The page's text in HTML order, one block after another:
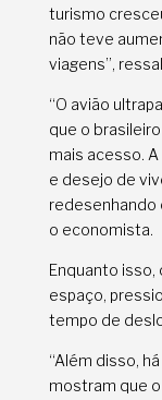
turismo
não teve
viagens”,
“O avião
que o
mais acesso.
e desejo de
redesenhando
o economista.
Enquanto
espaço,
tempo de
“Além disso,
mostram que